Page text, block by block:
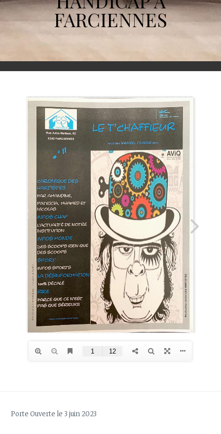
FARCIENNES
Porte Ouverte le 3 juin 2023